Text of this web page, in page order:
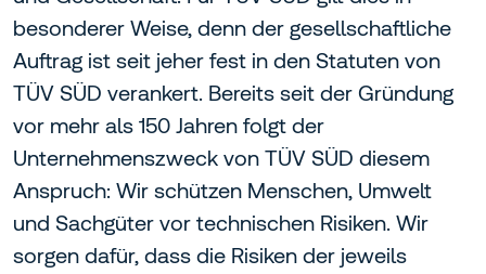
besonderer Weise, denn der gesellschaftliche
Auftrag ist seit jeher fest in den Statuten von
TÜV SÜD verankert. Bereits seit der Gründung
vor mehr als 150 Jahren folgt der
Unternehmenszweck von TÜV SÜD diesem
Anspruch: Wir schützen Menschen, Umwelt
und Sachgüter vor technischen Risiken. Wir
sorgen dafür, dass die Risiken der jeweils